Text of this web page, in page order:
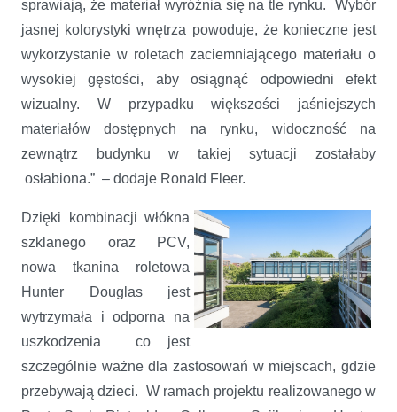
sprawiają, że materiał wyróżnia się na tle rynku. Wybór
jasnej kolorystyki wnętrza powoduje, że konieczne jest
wykorzystanie w roletach zaciemniającego materiału o
wysokiej gęstości, aby osiągnąć odpowiedni efekt
wizualny. W przypadku większości jaśniejszych
materiałów dostępnych na rynku, widoczność na
zewnątrz budynku w takiej sytuacji zostałaby
osłabiona.” – dodaje Ronald Fleer.
Dzięki kombinacji włókna
szklanego oraz PCV,
nowa tkanina roletowa
Hunter Douglas jest
wytrzymała i odporna na
uszkodzenia co jest
szczególnie ważne dla zastosowań w miejscach, gdzie
przebywają dzieci. W ramach projektu realizowanego w